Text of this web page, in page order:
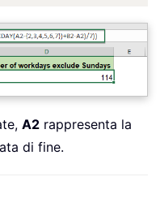
A2 rappresenta la
di fine.